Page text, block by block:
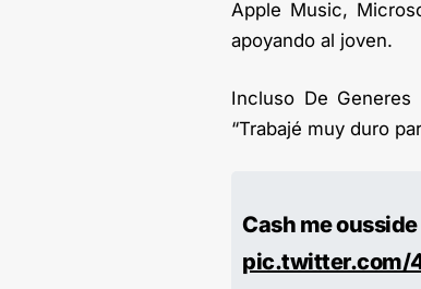
Apple Music,
apoyando al joven.
Incluso De Generes
“Trabajé muy duro
Cash me
pic.twitter.com/